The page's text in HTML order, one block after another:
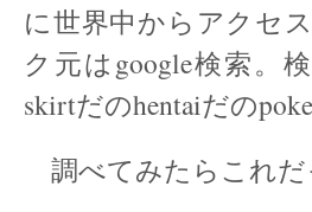
に世界中からアクセ
ク元はgoogle検索。
skirtだのhentaiだの
調べてみたらこれだ